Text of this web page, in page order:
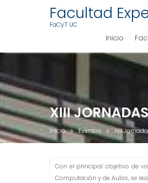
l
t
a
r
a
l
Facultad
FaCyT UC
Inicio
XIII
Inicio Eventos XIII
Con el principal objetivo de
Computación y de Aulas, se